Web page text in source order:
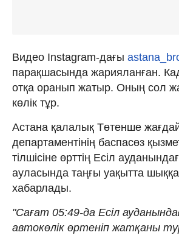
Видео Instagram-дағы
парақшасында жарияланған.
отқа оранып жатыр. Оның сол
көлік тұр.
Астана қалалық Төтенше
департаментінің баспасөз
тілшісіне өрттің Есіл
ауласында таңғы уақытта
хабарлады.
"Сағат 05:49-да Есіл
автокөлік өртеніп жатқаны